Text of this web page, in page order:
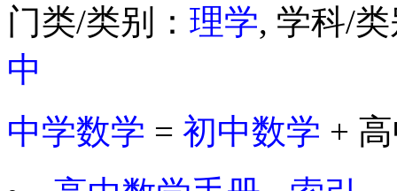
门类/类别： 理学, 学科/
中
中学数学 = 初中数学 +